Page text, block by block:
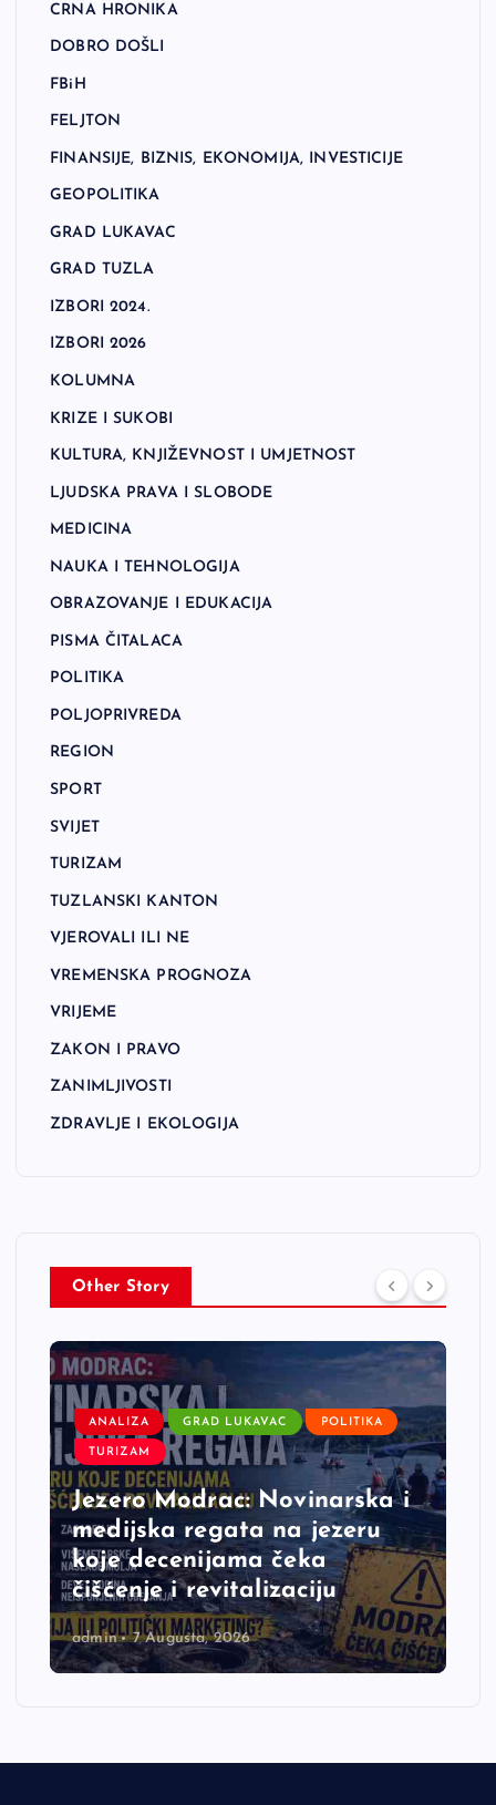
CRNA HRONIKA
DOBRO DOŠLI
FBiH
FELJTON
FINANSIJE, BIZNIS, EKONOMIJA, INVESTICIJE
GEOPOLITIKA
GRAD LUKAVAC
GRAD TUZLA
IZBORI 2024.
IZBORI 2026
KOLUMNA
KRIZE I SUKOBI
KULTURA, KNJIŽEVNOST I UMJETNOST
LJUDSKA PRAVA I SLOBODE
MEDICINA
NAUKA I TEHNOLOGIJA
OBRAZOVANJE I EDUKACIJA
PISMA ČITALACA
POLITIKA
POLJOPRIVREDA
REGION
SPORT
SVIJET
TURIZAM
TUZLANSKI KANTON
VJEROVALI ILI NE
VREMENSKA PROGNOZA
VRIJEME
ZAKON I PRAVO
ZANIMLJIVOSTI
ZDRAVLJE I EKOLOGIJA
Other Story
ANALIZA GRAD LUKAVAC POLITIKA
TURIZAM
Jezero Modrac: Novinarska i
medijska regata na jezeru
koje decenijama čeka
čišćenje i revitalizaciju
admin 7 Augusta, 2026